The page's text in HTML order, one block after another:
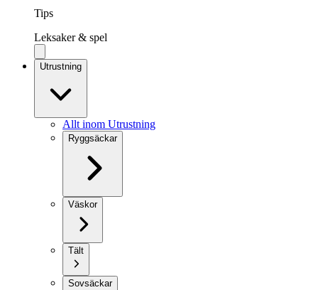
Tips
Leksaker & spel
Utrustning
Allt inom Utrustning
Ryggsäckar
Väskor
Tält
Sovsäckar